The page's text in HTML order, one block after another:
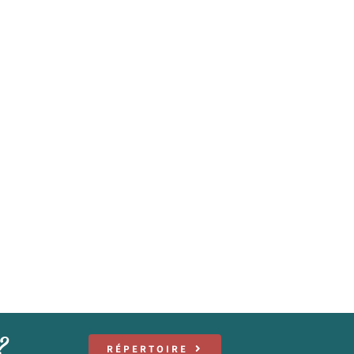
RÉPERTOIRE